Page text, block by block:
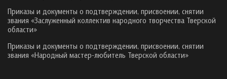
Приказы и документы о подтверждении, присвоении, снятии
звания «Заслуженный коллектив народного творчества Тверской
области»
Приказы и документы о подтверждении, присвоении, снятии
звания «Народный мастер-любитель Тверской области»